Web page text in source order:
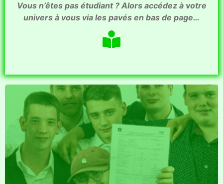
Vous n’êtes pas étudiant ? Alors accédez à votre
univers à vous via les pavés en bas de page…
Envie de te confronter aux attentes des
entreprises avant de leur proposer de t’engager
Et de décrocher le brevet sectoriel qui t’aidera à
les convaincre de t’embaucher ?